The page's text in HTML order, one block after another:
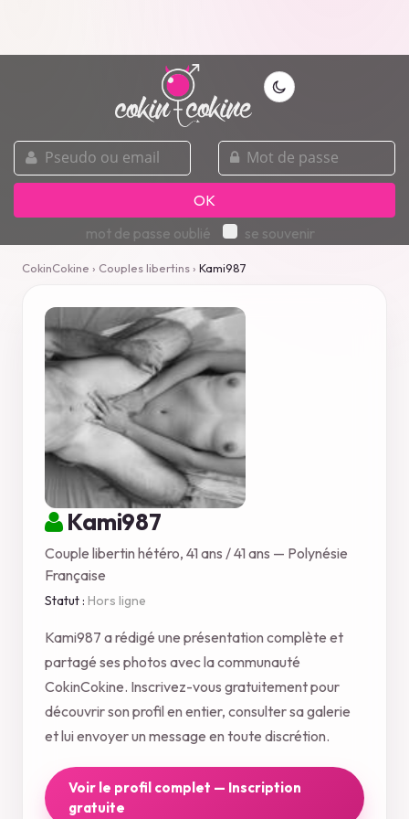
pseudo
ou
email
mot
de
passe
OK
mot de passe oublié
se souvenir
CokinCokine › Couples libertins› Kami987
Kami987
Couple libertin hétéro, 41 ans / 41 ans — Polynésie
Française
Statut : Hors ligne
Kami987 a rédigé une présentation complète et
partagé ses photos avec la communauté
CokinCokine. Inscrivez-vous gratuitement pour
découvrir son profil en entier, consulter sa galerie
et lui envoyer un message en toute discrétion.
Voir le profil complet — Inscription
gratuite